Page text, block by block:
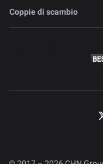
Coppie di scambio